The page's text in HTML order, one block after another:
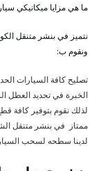
ما هي مزايا ميكانيكي
نتميز في بنشر متنقل
ونقوم ب:
تصليح كافة السيارات
الخبرة في تحديد العطل
لذلك نقوم بتوفير كافة
ممتاز في بنشر متنقل
لدينا سطحه لسحب